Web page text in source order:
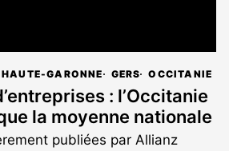
HAUTE-GARONNE GERS OCCITANIE
: l’Occitanie
la moyenne nationale
publiées par Allianz